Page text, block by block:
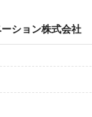
ション株式会社